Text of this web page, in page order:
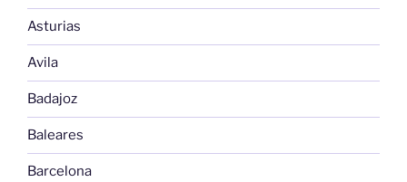
Asturias
Avila
Badajoz
Baleares
Barcelona